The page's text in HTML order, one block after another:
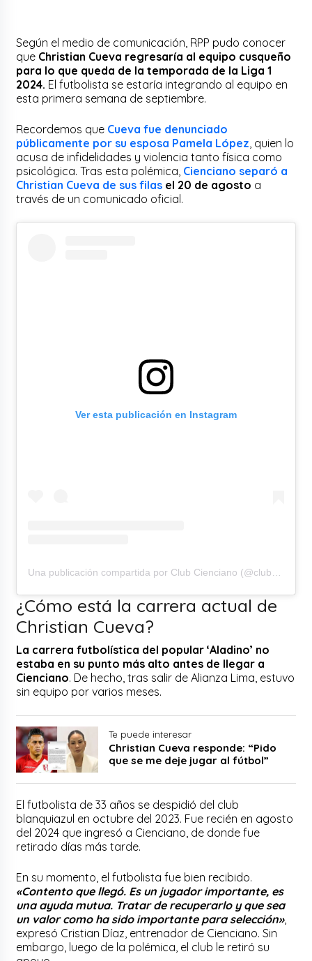
Según el medio de comunicación, RPP pudo conocer
que Christian Cueva regresaría al equipo cusqueño
para lo que queda de la temporada de la Liga 1
2024. El futbolista se estaría integrando al equipo en
esta primera semana de septiembre.
Recordemos que Cueva fue denunciado
públicamente por su esposa Pamela López , quien lo
acusa de infidelidades y violencia tanto física como
psicológica. Tras esta polémica, Cienciano separó a
Christian Cueva de sus filas el 20 de agosto a
través de un comunicado oficial.
Ver esta publicación en Instagram
¿Cómo está la carrera actual de
Christian Cueva?
La carrera futbolística del popular ‘Aladino’ no
estaba en su punto más alto antes de llegar a
Cienciano. De hecho, tras salir de Alianza Lima, estuvo
sin equipo por varios meses.
Te puede interesar
Christian Cueva responde: “Pido
que se me deje jugar al fútbol”
El futbolista de 33 años se despidió del club
blanquiazul en octubre del 2023. Fue recién en agosto
del 2024 que ingresó a Cienciano, de donde fue
retirado días más tarde.
En su momento, el futbolista fue bien recibido.
«Contento que llegó. Es un jugador importante, es
una ayuda mutua. Tratar de recuperarlo y que sea
un valor como ha sido importante para selección»,
expresó Cristian Díaz, entrenador de Cienciano. Sin
embargo, luego de la polémica, el club le retiró su